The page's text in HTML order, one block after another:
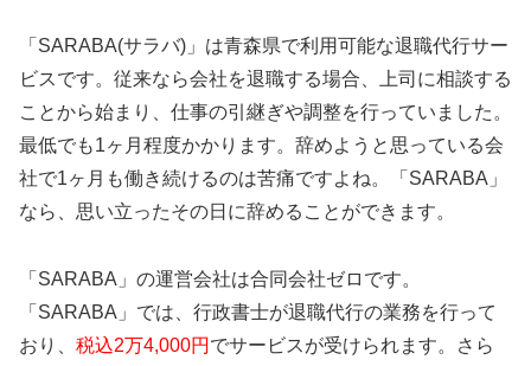
「SARABA(サラバ)」は青森県で利用可能な退職代行サー
ビスです。従来なら会社を退職する場合、上司に相談する
ことから始まり、仕事の引継ぎや調整を行っていました。
最低でも1ヶ月程度かかります。辞めようと思っている会
社で1ヶ月も働き続けるのは苦痛ですよね。「SARABA」
なら、思い立ったその日に辞めることができます。
「SARABA」の運営会社は合同会社ゼロです。
「SARABA」では、行政書士が退職代行の業務を行って
おり、 税込2万4,000円 でサービスが受けられます。さら